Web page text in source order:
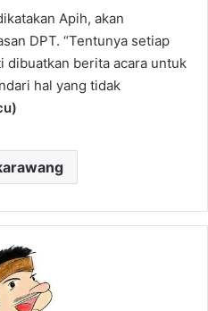
Apih, akan
DPT. “Tentunya setiap
dibuatkan berita acara untuk
hal yang tidak